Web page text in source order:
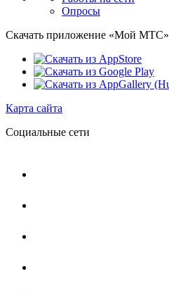
Опросы
Скачать приложение «Мой МТС»
Карта сайта
Социальные сети